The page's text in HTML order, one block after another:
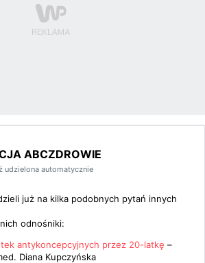
ABCZDROWIE
udzielona automatycznie
już na kilka podobnych pytań innych
odnośniki:
antykoncepcyjnych przez 20-latkę –
Diana Kupczyńska